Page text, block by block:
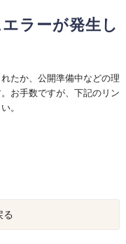
ラーが発生し
たか、公開準備中などの理
お手数ですが、下記のリン
。
る